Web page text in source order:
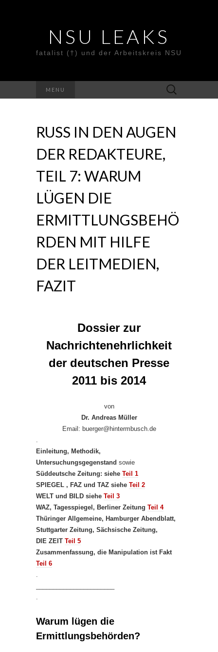
NSU LEAKS
fatalist (†) und der Arbeitskreis NSU
MENU
Suche
nach:
RUSS IN DEN AUGEN
DER REDAKTEURE,
TEIL 7: WARUM
LÜGEN DIE
ERMITTLUNGSBEHÖ
RDEN MIT HILFE
DER LEITMEDIEN,
FAZIT
Dossier zur
Nachrichtenehrlichkeit
der deutschen Presse
2011 bis 2014
von
Dr. Andreas Müller
Email: buerger@hintermbusch.de
.
Einleitung, Methodik,
Untersuchungsgegenstand sowie
Süddeutsche Zeitung: siehe Teil 1
SPIEGEL , FAZ und TAZ siehe Teil 2
WELT und BILD siehe Teil 3
WAZ, Tagesspiegel, Berliner Zeitung Teil 4
Thüringer Allgemeine, Hamburger Abendblatt,
Stuttgarter Zeitung, Sächsische Zeitung,
DIE ZEIT Teil 5
Zusammenfassung, die Manipulation ist Fakt
Teil 6
.
.
Warum lügen die
Ermittlungsbehörden?